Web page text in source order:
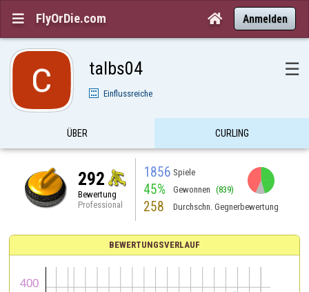
 FlyOrDie.com  Anmelden
talbs04 ☰
Einflussreiche
ÜBER CURLING
292
Bewertung
Professional
1856 Spiele
45% Gewonnen (839)
258 Durchschn. Gegnerbewertung
BEWERTUNGSVERLAUF